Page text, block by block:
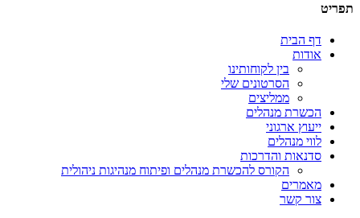
תפריט
דף הבית
אודות
בין לקוחותינו
הסרטונים שלי
ממליצים
הכשרת מנהלים
ייעוץ ארגוני
לווי מנהלים
סדנאות והדרכות
הקורס להכשרת מנהלים ופיתוח מנהיגות ניהולית
מאמרים
צור קשר